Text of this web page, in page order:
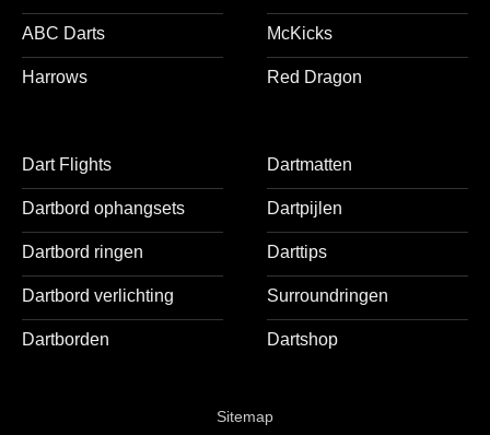
ABC Darts
Harrows
McKicks
Red Dragon
Dart Flights
Dartbord ophangsets
Dartbord ringen
Dartbord verlichting
Dartborden
Dartmatten
Dartpijlen
Darttips
Surroundringen
Dartshop
Sitemap